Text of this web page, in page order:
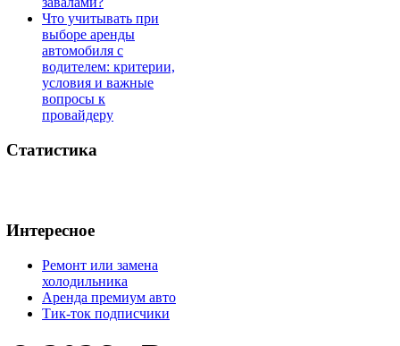
Что учитывать при
выборе аренды
автомобиля с
водителем: критерии,
условия и важные
вопросы к
провайдеру
Статистика
Интересное
Ремонт или замена
холодильника
Аренда премиум авто
Тик-ток подписчики